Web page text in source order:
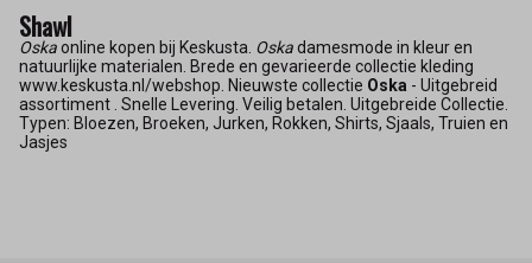
Shawl
Oskaonline kopen bij Keskusta. Oskadamesmode in kleur en
natuurlijke materialen. Brede en gevarieerde collectie kleding
www.keskusta.nl/webshop. Nieuwste collectie Oska - Uitgebreid
assortiment . Snelle Levering. Veilig betalen. Uitgebreide Collectie.
Typen: Bloezen, Broeken, Jurken, Rokken, Shirts, Sjaals, Truien en
Jasjes